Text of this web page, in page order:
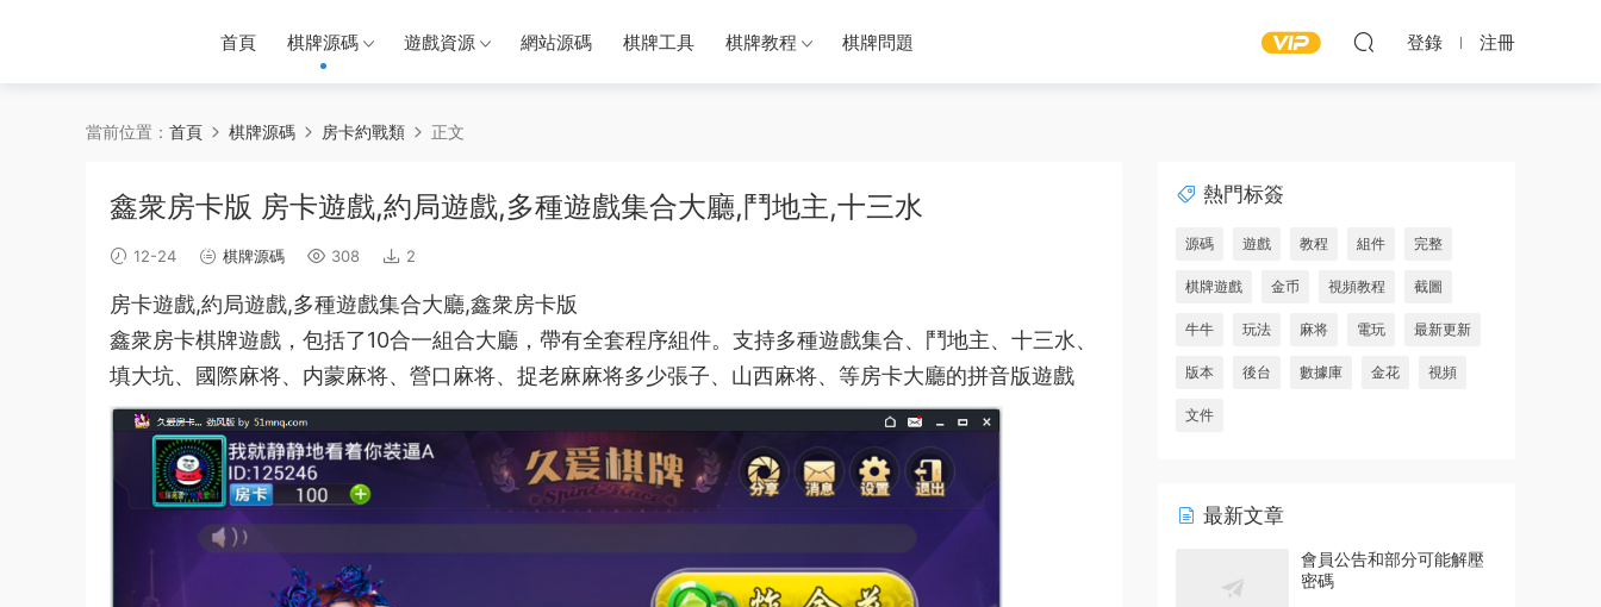
首頁 棋牌源碼 遊戲資源 網站源碼 棋牌工具 棋牌教程 棋牌問題 登錄 注冊
當前位置： 首頁 棋牌源碼 房卡約戰類 正文
鑫衆房卡版 房卡遊戲,約局遊戲,多種遊戲集合大廳,鬥地主,十三水
12-24 棋牌源碼 308 2
房卡遊戲,約局遊戲,多種遊戲集合大廳,鑫衆房卡版
鑫衆房卡棋牌遊戲，包括了10合一組合大廳，帶有全套程序組件。支持多種遊戲集合、 鬥地主、十三水、
填大坑、國際麻将、内蒙麻将、營口麻将、捉老麻麻将多少張子、山西麻将、等房卡大廳的拼音版遊戲
熱門标簽
源碼 遊戲 教程 組件 完整
棋牌遊戲 金币 視頻教程 截圖
牛牛 玩法 麻将 電玩 最新更新
版本 後台 數據庫 金花 視頻
文件
最新文章
會員公告和部分可能解壓
密碼